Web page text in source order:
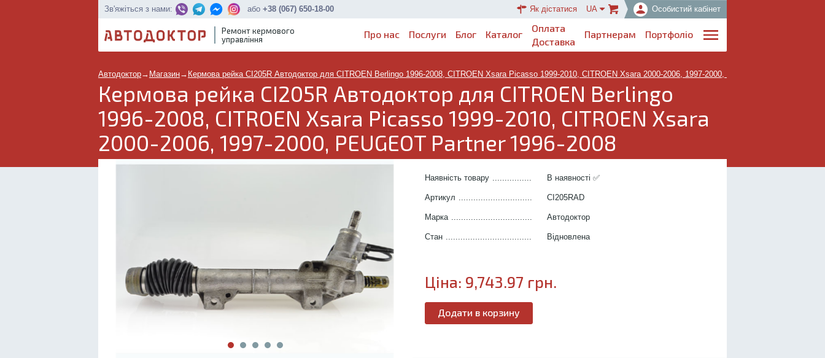
Зв'яжіться з нами: або +38 (067) 650-18-00 Як дістатися UA Особистий кабінет
Ремонт кермового
управління
Про нас Послуги Блог Каталог
Оплата
Доставка
Партнерам Портфоліо
Автодоктор→ Магазин→ Кермова рейка CI205R Автодоктор для CITROEN Berlingo 1996-2008, CITROEN Xsara Picasso 1999-2010, CITROEN Xsara 2000-2006, 1997-2000, PEUGEOT Partner 1996-
Кермова рейка CI205R Автодоктор для CITROEN Berlingo
1996-2008, CITROEN Xsara Picasso 1999-2010, CITROEN Xsara
2000-2006, 1997-2000, PEUGEOT Partner 1996-2008
Наявність товару .........................................................
В наявності ✅
Артикул .........................................................
CI205RAD
Марка .........................................................
Автодоктор
Стан .........................................................
Відновлена
Ціна: 9,743.97 грн.
Додати в корзину